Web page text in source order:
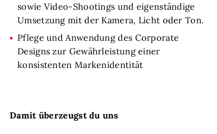
sowie Video-Shootings und eigenständige
Umsetzung mit der Kamera, Licht oder Ton.
Pflege und Anwendung des Corporate
Designs zur Gewährleistung einer
konsistenten Markenidentität
Damit überzeugst du uns